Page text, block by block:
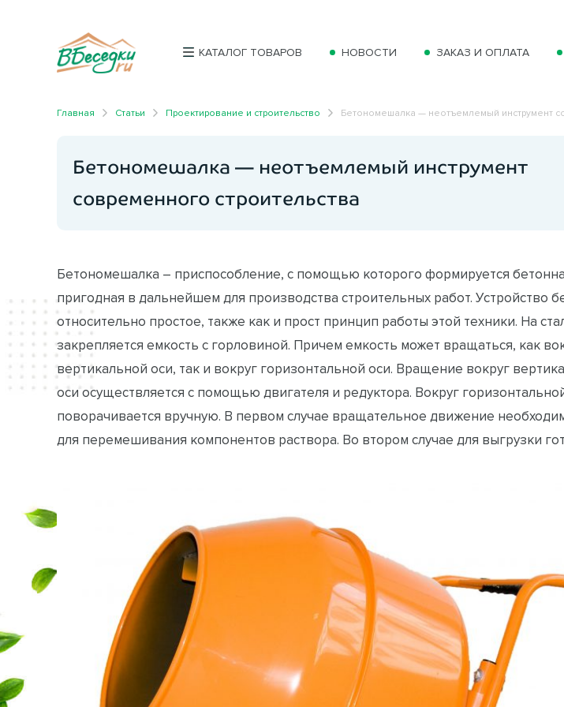
КАТАЛОГ ТОВАРОВ НОВОСТИ ЗАКАЗ И ОПЛАТА
Главная Статьи Проектирование и строительство Бетономешалка — неотъемлемый инструмент
Бетономешалка — неотъемлемый инструмент
современного строительства
Бетономешалка – приспособление, с помощью которого формируется
пригодная в дальнейшем для производства строительных работ. Устройство
относительно простое, также как и прост принцип работы этой техники. На
закрепляется емкость с горловиной. Причем емкость может вращаться, как
вертикальной оси, так и вокруг горизонтальной оси. Вращение вокруг
оси осуществляется с помощью двигателя и редуктора. Вокруг
поворачивается вручную. В первом случае вращательное движение
для перемешивания компонентов раствора. Во втором случае для выгрузки